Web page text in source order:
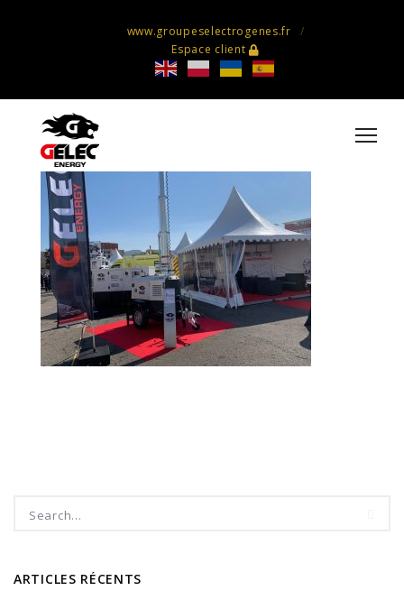
www.groupeselectrogenes.fr
Espace client
IMG_1835
ARTICLES RÉCENTS